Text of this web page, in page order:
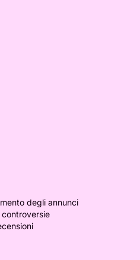
degli annunci
controversie